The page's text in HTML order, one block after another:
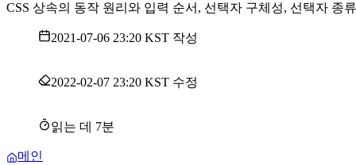
CSS 상속의 동작 원리와 입력 순서, 선택자 구체성, 선택자 종
2021-07-06 23:20 KST 작성
2022-02-07 23:20 KST 수정
읽는 데 7분
메인